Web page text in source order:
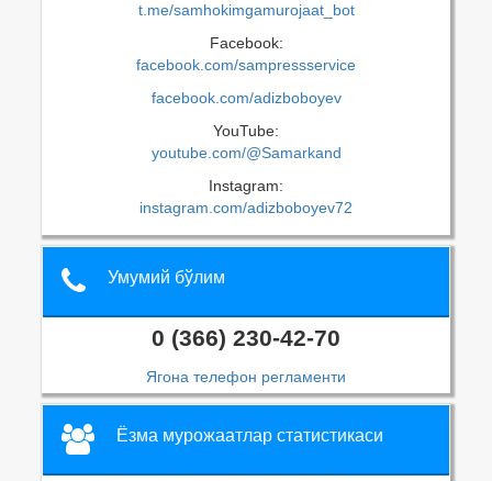
t.me/samhokimgamurojaat_bot
Facebook:
facebook.com/sampressservice
facebook.com/adizboboyev
YouTube:
youtube.com/@Samarkand
Instagram:
instagram.com/adizboboyev72
Умумий бўлим
0 (366) 230-42-70
Ягона телефон регламенти
Ёзма мурожаатлар статистикаси